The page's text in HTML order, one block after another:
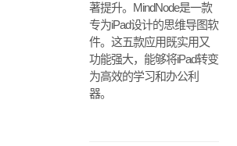
著提升。MindNode是一款
专为iPad设计的思维导图软
件。这五款应用既实用又
功能强大，能够将iPad转变
为高效的学习和办公利
器。